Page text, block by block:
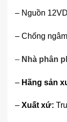
– Nguồn
– Chống
– Nhà phân
– Hãng sản
– Xuất xứ: